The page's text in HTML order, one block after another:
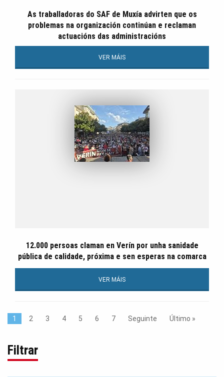
As traballadoras do SAF de Muxía advirten que os
problemas na organización continúan e reclaman
actuacións das administracións
VER MÁIS
12.000 persoas claman en Verín por unha sanidade
pública de calidade, próxima e sen esperas na comarca
VER MÁIS
1 2 3 4 5 6 7 Seguinte Último »
Filtrar